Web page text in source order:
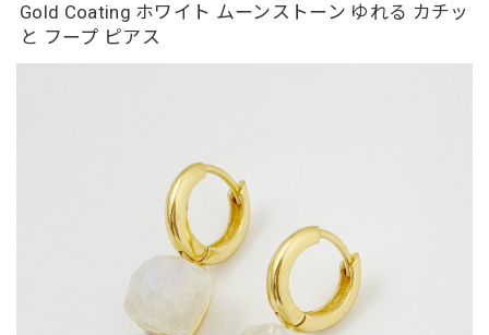
Gold Coating ホワイト ムーンストーン ゆれる カチッ
と フープ ピアス